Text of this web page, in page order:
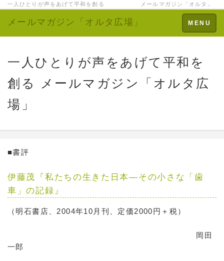
一人ひとりが声をあげて平和を創る メールマガジン「オルタ」
Toggle
navigation
MENU
メールマガジン「オルタ広場」
一人ひとりが声をあげて平和を
創る メールマガジン「オルタ広
場」
■書評
伊藤茂『私たちの生きた日本―その小さな「歯
車」の記録』
（明石書店、2004年10月刊、定価2000円＋税）
岡田
一郎